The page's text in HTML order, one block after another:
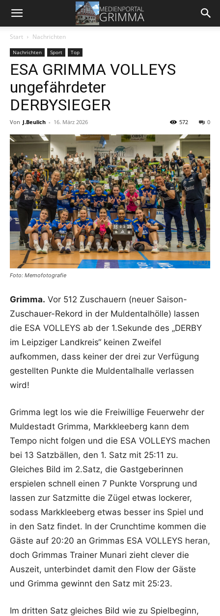
Start Nachrichten
Nachrichten Sport Top
ESA GRIMMA VOLLEYS
ungefährdeter
DERBYSIEGER
Von J.Beulich - 16. März 2026 0
572
Foto: Memofotografie
Grimma. Vor 512 Zuschauern (neuer Saison-
Zuschauer-Rekord in der Muldentalhölle) lassen
die ESA VOLLEYS ab der 1.Sekunde des „DERBY
im Leipziger Landkreis“ keinen Zweifel
aufkommen, dass keiner der drei zur Verfügung
gestellten Punkte die Muldentalhalle verlassen
wird!
Grimma legt los wie die Freiwillige Feuerwehr der
Muldestadt Grimma, Markkleeberg kann dem
Tempo nicht folgen und die ESA VOLLEYS machen
bei 13 Satzbällen, den 1. Satz mit 25:11 zu.
Gleiches Bild im 2.Satz, die Gastgeberinnen
erspielen schnell einen 7 Punkte Vorsprung und
lassen zur Satzmitte die Zügel etwas lockerer,
sodass Markkleeberg etwas besser ins Spiel und
in den Satz findet. In der Crunchtime kommen die
Gäste auf 20:20 an Grimmas ESA VOLLEYS heran,
doch Grimmas Trainer Munari zieht clever die
Auszeit, unterbindet damit den Flow der Gäste
und Grimma gewinnt den Satz mit 25:23.
Im dritten Satz gleiches Bild wie zu Spielbeginn,